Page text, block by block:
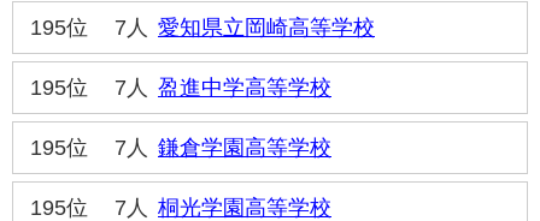
195位 7人 愛知県立岡崎高等学校
195位 7人 盈進中学高等学校
195位 7人 鎌倉学園高等学校
195位 7人 桐光学園高等学校